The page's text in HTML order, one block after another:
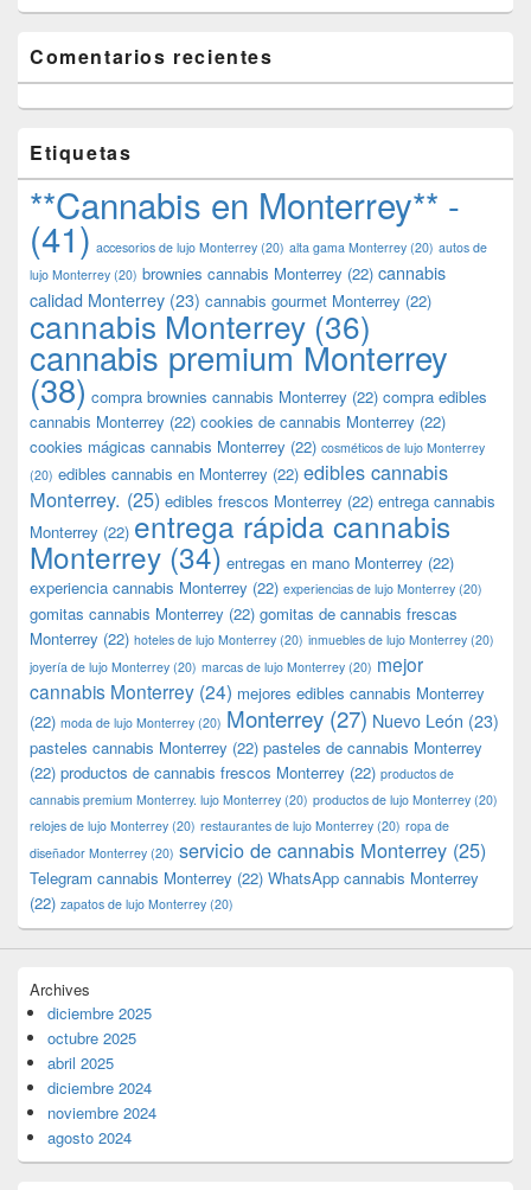
Comentarios recientes
Etiquetas
**Cannabis en Monterrey** -
(41) accesorios de lujo Monterrey (20) alta gama Monterrey (20) autos de
lujo Monterrey (20) brownies cannabis Monterrey (22) cannabis
calidad Monterrey (23) cannabis gourmet Monterrey (22)
cannabis Monterrey (36)
cannabis premium Monterrey
(38) compra brownies cannabis Monterrey (22) compra edibles
cannabis Monterrey (22) cookies de cannabis Monterrey (22)
cookies mágicas cannabis Monterrey (22) cosméticos de lujo Monterrey
(20) edibles cannabis en Monterrey (22) edibles cannabis
Monterrey. (25) edibles frescos Monterrey (22) entrega cannabis
Monterrey (22) entrega rápida cannabis
Monterrey (34) entregas en mano Monterrey (22)
experiencia cannabis Monterrey (22) experiencias de lujo Monterrey (20)
gomitas cannabis Monterrey (22) gomitas de cannabis frescas
Monterrey (22) hoteles de lujo Monterrey (20) inmuebles de lujo Monterrey (20)
joyería de lujo Monterrey (20) marcas de lujo Monterrey (20) mejor
cannabis Monterrey (24) mejores edibles cannabis Monterrey
(22) moda de lujo Monterrey (20) Monterrey (27) Nuevo León (23)
pasteles cannabis Monterrey (22) pasteles de cannabis Monterrey
(22) productos de cannabis frescos Monterrey (22) productos de
cannabis premium Monterrey. lujo Monterrey (20) productos de lujo Monterrey (20)
relojes de lujo Monterrey (20) restaurantes de lujo Monterrey (20) ropa de
diseñador Monterrey (20) servicio de cannabis Monterrey (25)
Telegram cannabis Monterrey (22) WhatsApp cannabis Monterrey
(22) zapatos de lujo Monterrey (20)
Archives
diciembre 2025
octubre 2025
abril 2025
diciembre 2024
noviembre 2024
agosto 2024